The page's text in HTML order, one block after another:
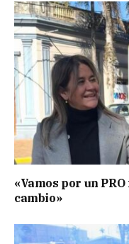
«Vamos por un
cambio»